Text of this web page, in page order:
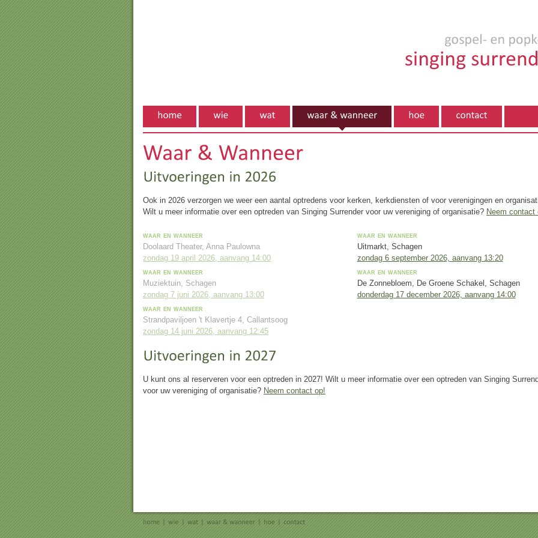
Ook in 2026 verzorgen we weer een aantal optredens voor kerken, kerkdiensten of voor verenigingen en
Wilt u meer informatie over een optreden van Singing Surrender voor uw vereniging of organisatie? Neem contact
waar en wanneer
Doolaard Theater, Anna Paulowna
zondag 19 april 2026, aanvang 14:00
waar en wanneer
Muziektuin, Schagen
zondag 7 juni 2026, aanvang 13:00
waar en wanneer
Strandpaviljoen 't Klavertje 4, Callantsoog
zondag 14 juni 2026, aanvang 12:45
waar en wanneer
Uitmarkt, Schagen
zondag 6 september 2026, aanvang 13:20
waar en wanneer
De Zonnebloem, De Groene Schakel, Schagen
donderdag 17 december 2026, aanvang 14:00
U kunt ons al reserveren voor een optreden in 2027! Wilt u meer informatie over een optreden van Singing
voor uw vereniging of organisatie? Neem contact op!